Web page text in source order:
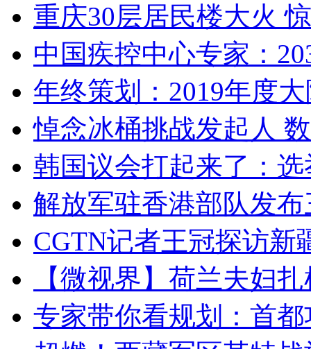
重庆30层居民楼大火
中国疾控中心专家：
年终策划：2019年度
悼念冰桶挑战发起人
韩国议会打起来了：
解放军驻香港部队发
CGTN记者王冠探访新
【微视界】荷兰夫妇
专家带你看规划：首